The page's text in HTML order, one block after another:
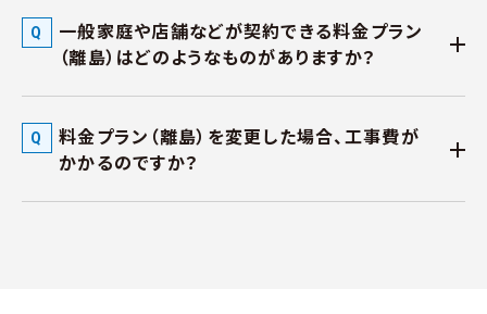
一般家庭や店舗などが契約できる料金プラン
（離島）はどのようなものがありますか？
料金プラン（離島）を変更した場合、工事費が
かかるのですか？